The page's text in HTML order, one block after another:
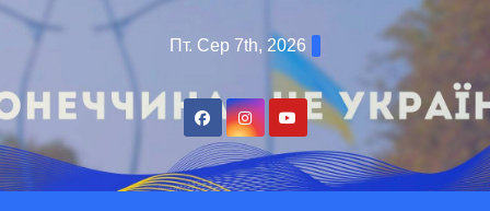
Перейти
Пт. Сер 7th, 2026